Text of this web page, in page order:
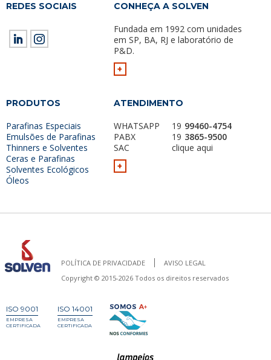
REDES SOCIAIS CONHEÇA A SOLVEN
Fundada em 1992 com unidades
em SP, BA, RJ e laboratório de
P&D.
+
PRODUTOS
Parafinas Especiais
Emulsões de Parafinas
Thinners e Solventes
Ceras e Parafinas
Solventes Ecológicos
Óleos
ATENDIMENTO
WHATSAPP
PABX
SAC
+
19 99460-4754
19 3865-9500
clique aqui
POLÍTICA DE PRIVACIDADE
AVISO LEGAL
Copyright © 2015-2026 Todos os direitos reservados
ISO 9001
EMPRESA
CERTIFICADA
ISO 14001
EMPRESA
CERTIFICADA